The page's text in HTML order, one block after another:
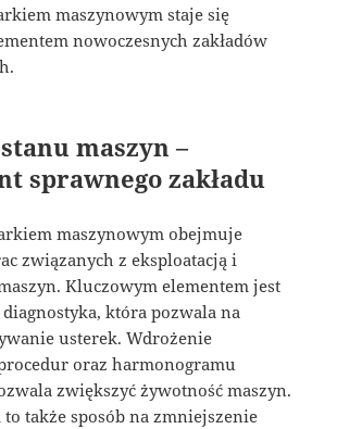
maszynowym staje się
nowoczesnych zakładów
maszyn –
sprawnego zakładu
maszynowym obejmuje
związanych z eksploatacją i
Kluczowym elementem jest
diagnostyka, która pozwala na
usterek. Wdrożenie
oraz harmonogramu
zwiększyć żywotność maszyn.
także sposób na zmniejszenie